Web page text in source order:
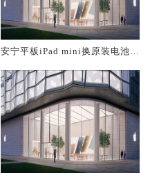
安宁平板iPad mini换原装电池维